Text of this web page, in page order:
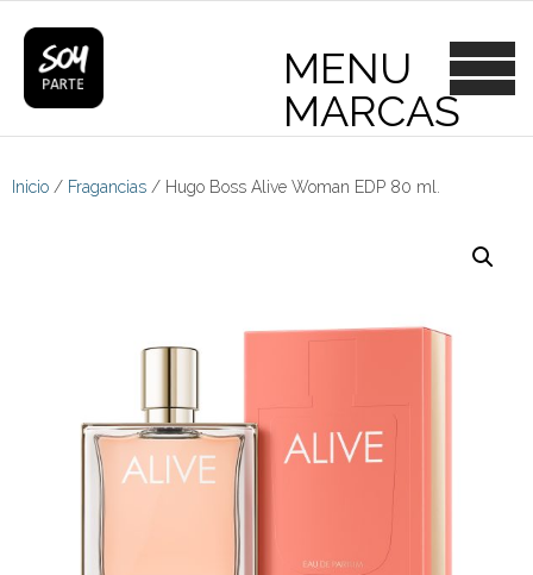
content
Inicio / Fragancias / Hugo Boss Alive Woman EDP 80 ml.